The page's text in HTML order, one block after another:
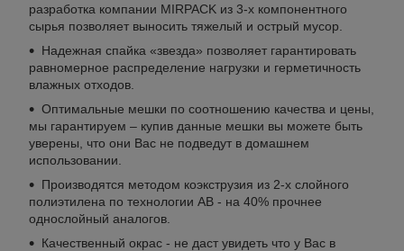
разработка компании MIRPACK из 3-х компонентного
сырья позволяет выносить тяжелый и острый мусор.
Надежная спайка «звезда» позволяет гарантировать
равномерное распределение нагрузки и герметичность
влажных отходов.
Оптимальные мешки по соотношению качества и цены,
мы гарантируем – купив данные мешки вы можете быть
уверены, что они Вас не подведут в домашнем
использовании.
Производятся методом коэкструзия из 2-х слойного
полиэтилена по технологии АВ - на 40% прочнее
однослойный аналогов.
Качественный окрас - не даст увидеть что у Вас в